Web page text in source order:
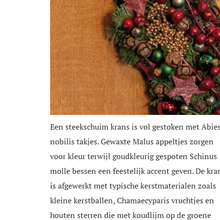
Een steekschuim krans is vol gestoken met
nobilis takjes. Gewaxte Malus appeltjes zorgen
voor kleur terwijl goudkleurig gespoten Schinus
molle bessen een feestelijk accent geven. De
is afgewerkt met typische kerstmaterialen zoals
kleine kerstballen, Chamaecyparis vruchtjes en
houten sterren die met koudlijm op de groene